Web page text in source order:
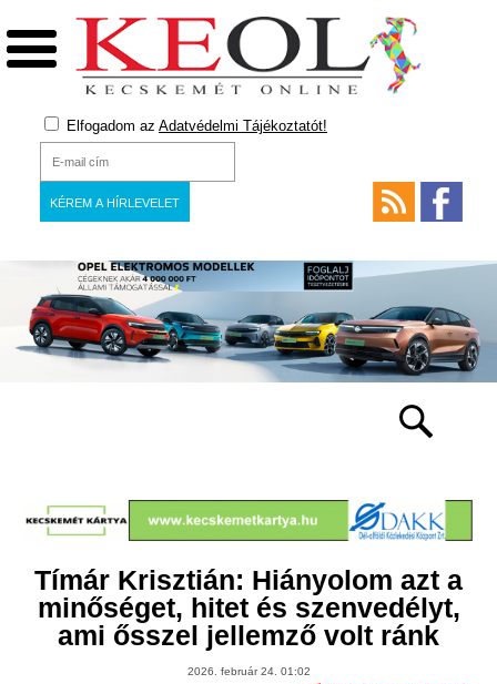
Elfogadom az Adatvédelmi Tájékoztatót!
Tímár Krisztián: Hiányolom azt a
minőséget, hitet és szenvedélyt,
ami ősszel jellemző volt ránk
2026. február 24. 01:02